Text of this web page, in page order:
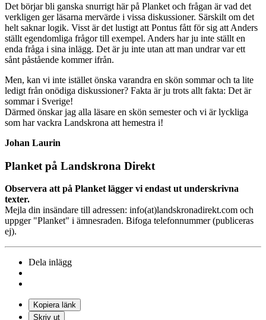
Det börjar bli ganska snurrigt här på Planket och frågan är vad det
verkligen ger läsarna mervärde i vissa diskussioner. Särskilt om det
helt saknar logik. Visst är det lustigt att Pontus fått för sig att Anders
ställt egendomliga frågor till exempel. Anders har ju inte ställt en
enda fråga i sina inlägg. Det är ju inte utan att man undrar var ett
sånt påstående kommer ifrån.
Men, kan vi inte istället önska varandra en skön sommar och ta lite
ledigt från onödiga diskussioner? Fakta är ju trots allt fakta: Det är
sommar i Sverige!
Därmed önskar jag alla läsare en skön semester och vi är lyckliga
som har vackra Landskrona att hemestra i!
Johan Laurin
Planket på Landskrona Direkt
Observera att på Planket lägger vi endast ut underskrivna
texter.
Mejla din insändare till adressen: info(at)landskronadirekt.com och
uppger "Planket" i ämnesraden. Bifoga telefonnummer (publiceras
ej).
Dela inlägg
Kopiera länk
Skriv ut